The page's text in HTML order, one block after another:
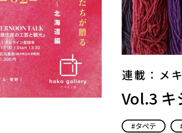
連載：メ
Vol.3 キ
タペテ